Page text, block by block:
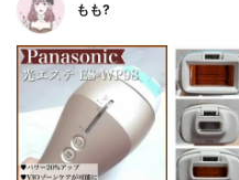
もも?